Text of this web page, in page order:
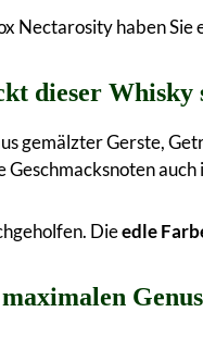
Nectarosity haben
dieser Whisky
gemälzter Gerste,
Geschmacksnoten
Dieedle